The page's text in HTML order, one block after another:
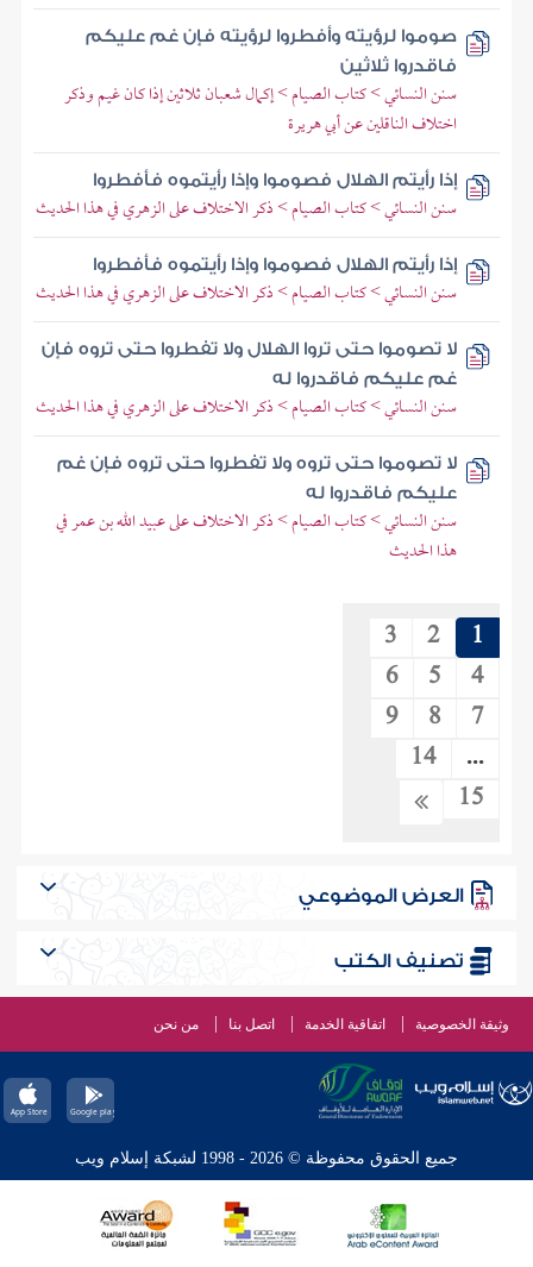
صوموا لرؤيته وأفطروا لرؤيته فإن غم عليكم
فاقدروا ثلاثين
سنن النسائي > كتاب الصيام > إكمال شعبان ثلاثين إذا كان غيم وذكر
اختلاف الناقلين عن أبي هريرة
إذا رأيتم الهلال فصوموا وإذا رأيتموه فأفطروا
سنن النسائي > كتاب الصيام > ذكر الاختلاف على الزهري في هذا الحديث
إذا رأيتم الهلال فصوموا وإذا رأيتموه فأفطروا
سنن النسائي > كتاب الصيام > ذكر الاختلاف على الزهري في هذا الحديث
لا تصوموا حتى تروا الهلال ولا تفطروا حتى تروه فإن
غم عليكم فاقدروا له
سنن النسائي > كتاب الصيام > ذكر الاختلاف على الزهري في هذا الحديث
لا تصوموا حتى تروه ولا تفطروا حتى تروه فإن غم
عليكم فاقدروا له
سنن النسائي > كتاب الصيام > ذكر الاختلاف على عبيد الله بن عمر في
هذا الحديث
1
2
3
4
5
6
7
8
9
...
14
15
العرض الموضوعي
تصنيف الكتب
وثيقة الخصوصية اتفاقية الخدمة اتصل بنا من نحن
جميع الحقوق محفوظة © 2026 - 1998 لشبكة إسلام ويب